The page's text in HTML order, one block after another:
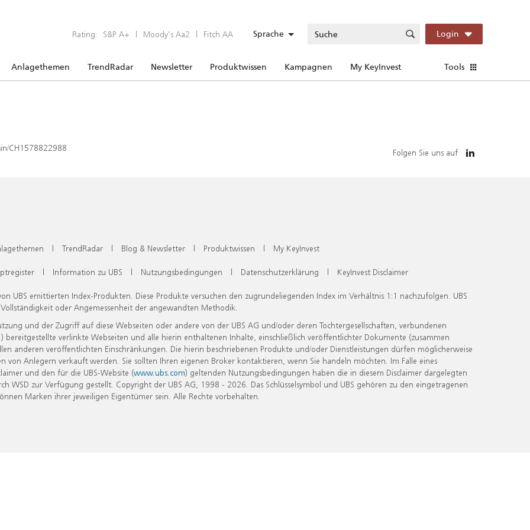
Rating: S&P A+ | Moody’s Aa2 | Fitch AA Sprache Login
Anlagethemen TrendRadar Newsletter Produktwissen Kampagnen My KeyInvest Tools
CH1578822988 Folgen Sie uns auf
| TrendRadar | Blog & Newsletter | Produktwissen | My KeyInvest
| Information zu UBS | Nutzungsbedingungen | Datenschutzerklärung | KeyInvest Disclaimer
UBS emittierten Index-Produkten. Diese Produkte versuchen den zugrundeliegenden Index im Verhältnis 1:1 nachzufolgen. UBS
oder Angemessenheit der angewandten Methodik.
und der Zugriff auf diese Webseiten oder andere von der UBS AG und/oder deren Tochtergesellschaften, verbundenen
verlinkte Webseiten und alle hierin enthaltenen Inhalte, einschließlich veröffentlichter Dokumente (zusammen
anderen veröffentlichten Einschränkungen. Die hierin beschriebenen Produkte und/oder Dienstleistungen dürfen möglicherweise
Anlegern verkauft werden. Sie sollten Ihren eigenen Broker kontaktieren, wenn Sie handeln möchten. Im Falle eines
und den für die UBS-Website (www.ubs.com) geltenden Nutzungsbedingungen haben die in diesem Disclaimer dargelegten
zur Verfügung gestellt. Copyright der UBS AG, 1998 - 2026. Das Schlüsselsymbol und UBS gehören zu den eingetragenen
Marken ihrer jeweiligen Eigentümer sein. Alle Rechte vorbehalten.